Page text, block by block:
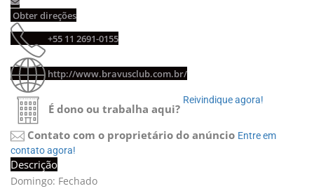
Obter direções
+55 11 2691-0155
http://www.bravusclub.com.br/
É dono ou trabalha aqui?
Reivindique agora!
Contato com o proprietário do anúncio Entre em
contato agora!
Descrição
Domingo: Fechado